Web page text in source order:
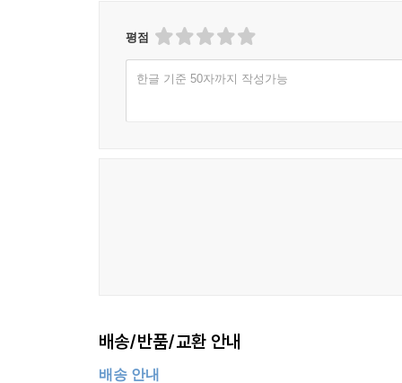
평점
한글 기준 50자까지 작성가능
배송/반품/교환 안내
배송 안내